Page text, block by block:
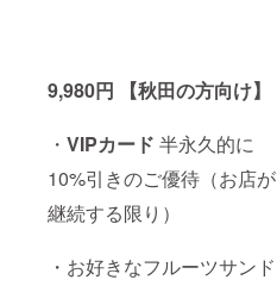
9,980円 【秋田の方向け】
・ VIPカード 半永久的に
10%引きのご優待（お店が
継続する限り）
・お好きなフルーツサンド